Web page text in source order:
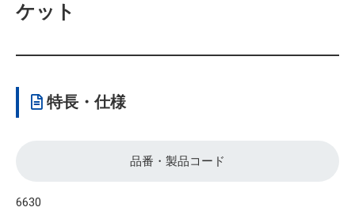
ケット
特長・仕様
品番・製品コード
6630